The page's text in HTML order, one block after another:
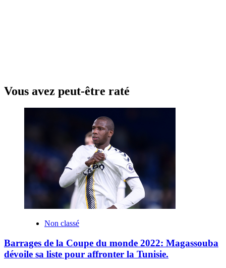
Vous avez peut-être raté
Non classé
Barrages de la Coupe du monde 2022: Magassouba
dévoile sa liste pour affronter la Tunisie.